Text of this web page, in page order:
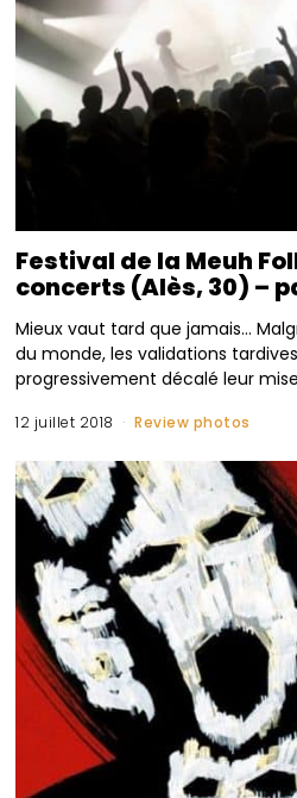
Festival de la Meuh
concerts (Alès, 30) –
Mieux vaut tard que jamais…
du monde, les validations
progressivement décalé leur mise
12 juillet 2018 Review photos